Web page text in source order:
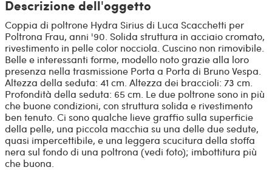
Descrizione dell'oggetto
Coppia di poltrone Hydra Sirius di Luca Scacchetti per
Poltrona Frau, anni '90. Solida struttura in acciaio cromato,
rivestimento in pelle color nocciola. Cuscino non rimovibile.
Belle e interessanti forme, modello noto grazie alla loro
presenza nella trasmissione Porta a Porta di Bruno Vespa.
Altezza della seduta: 41 cm. Altezza dei braccioli: 73 cm.
Profondità della seduta: 65 cm. Le due poltrone sono in più
che buone condizioni, con struttura solida e rivestimento
ben tenuto. Ci sono qualche lieve graffio sulla superficie
della pelle, una piccola macchia su una delle due sedute,
quasi impercettibile, e una leggera scucitura della stoffa
nera sul fondo di una poltrona (vedi foto); imbottitura più
che buona.